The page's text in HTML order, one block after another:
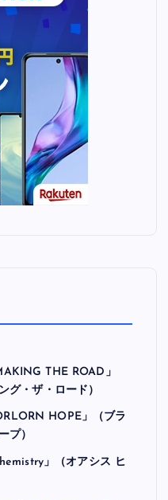
THE ROAD」
グ・ザ・ロード）
HOPE」（ブラ
プ）
」（オアシス ヒ